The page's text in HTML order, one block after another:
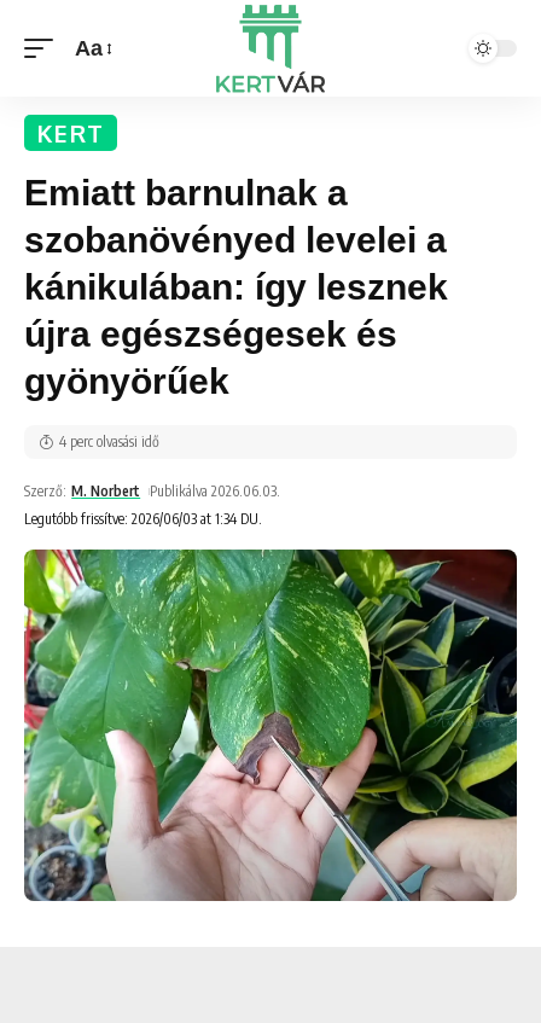
Aa
KERT
Emiatt barnulnak a
szobanövényed levelei a
kánikulában: így lesznek
újra egészségesek és
gyönyörűek
Legutóbb frissítve: 2026/06/03 at 1:34 DU.
Szerző: M. Norbert Publikálva 2026.06.03.
4 perc olvasási idő